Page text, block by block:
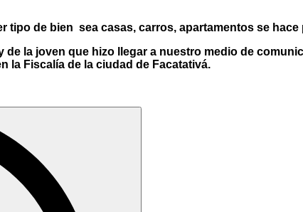
de bien sea casas, carros, apartamentos se
de la joven que hizo llegar a nuestro medio de
la Fiscalía de la ciudad de Facatativá.